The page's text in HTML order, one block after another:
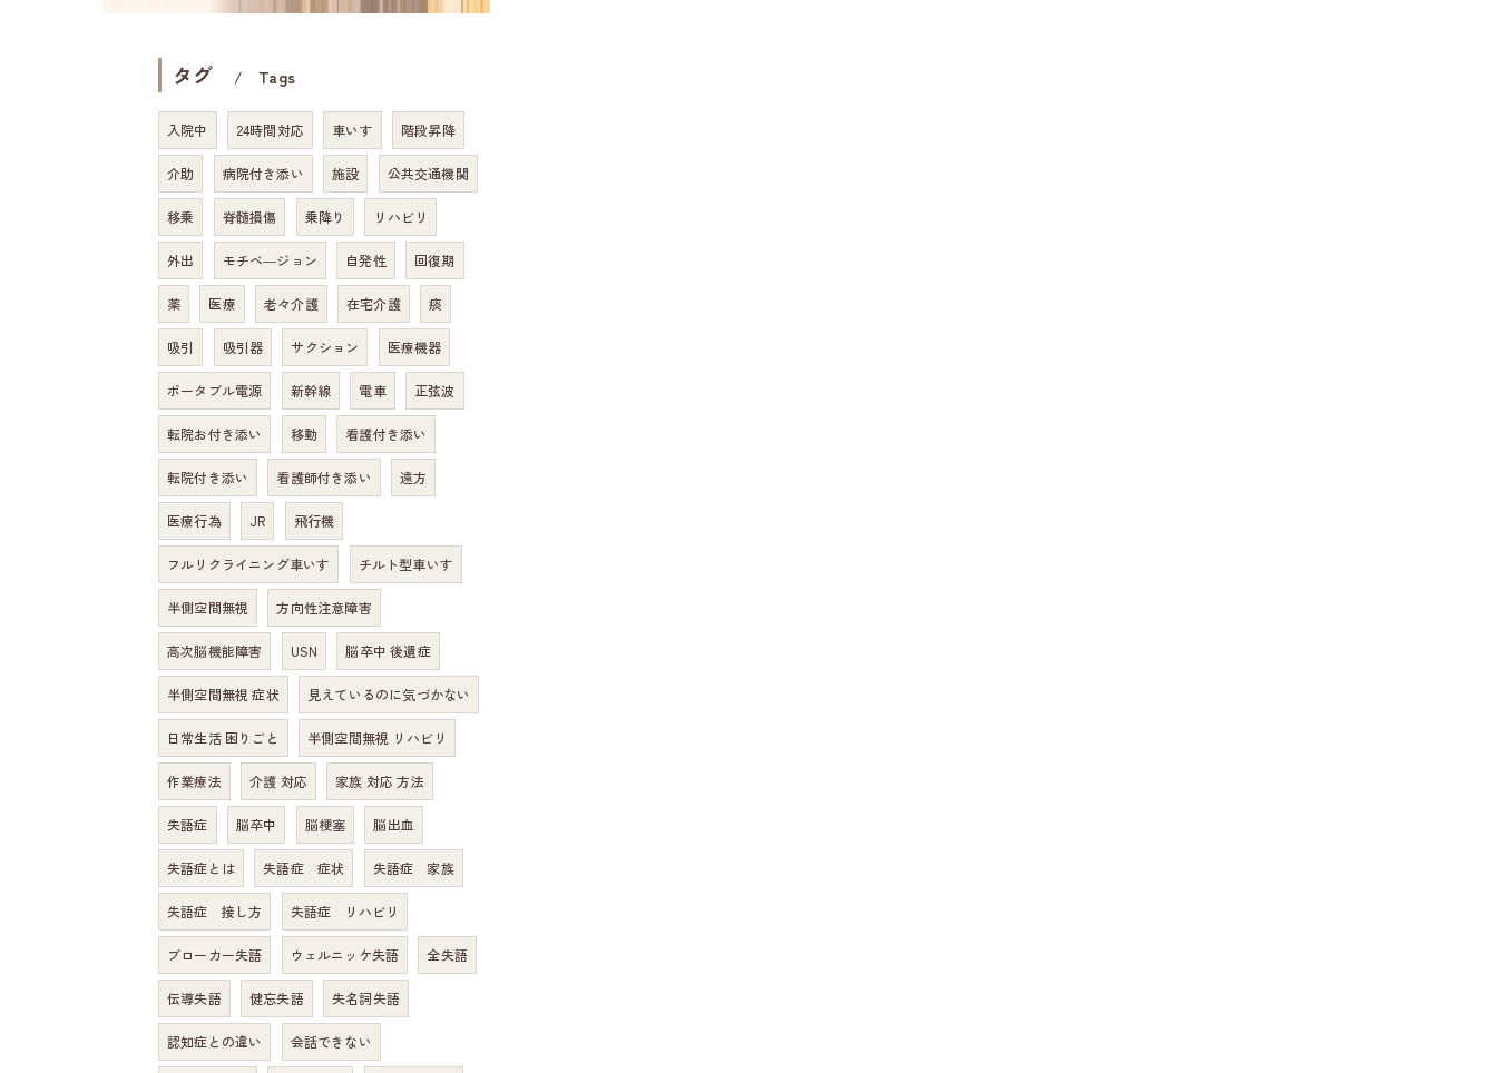
タグ Tags
入院中 24時間対応 車いす 階段昇降
介助 病院付き添い 施設 公共交通機関
移乗 脊髄損傷 乗降り リハビリ
外出 モチベ―ジョン 自発性 回復期
薬 医療 老々介護 在宅介護 痰
吸引 吸引器 サクション 医療機器
ポータブル電源 新幹線 電車 正弦波
転院お付き添い 移動 看護付き添い
転院付き添い 看護師付き添い 遠方
医療行為 JR 飛行機
フルリクライニング車いす チルト型車いす
半側空間無視 方向性注意障害
高次脳機能障害 USN 脳卒中 後遺症
半側空間無視 症状 見えているのに気づかない
日常生活 困りごと 半側空間無視 リハビリ
作業療法 介護 対応 家族 対応 方法
失語症 脳卒中 脳梗塞 脳出血
失語症とは 失語症 症状 失語症 家族
失語症 接し方 失語症 リハビリ
ブローカー失語 ウェルニッケ失語 全失語
伝導失語 健忘失語 失名詞失語
認知症との違い 会話できない